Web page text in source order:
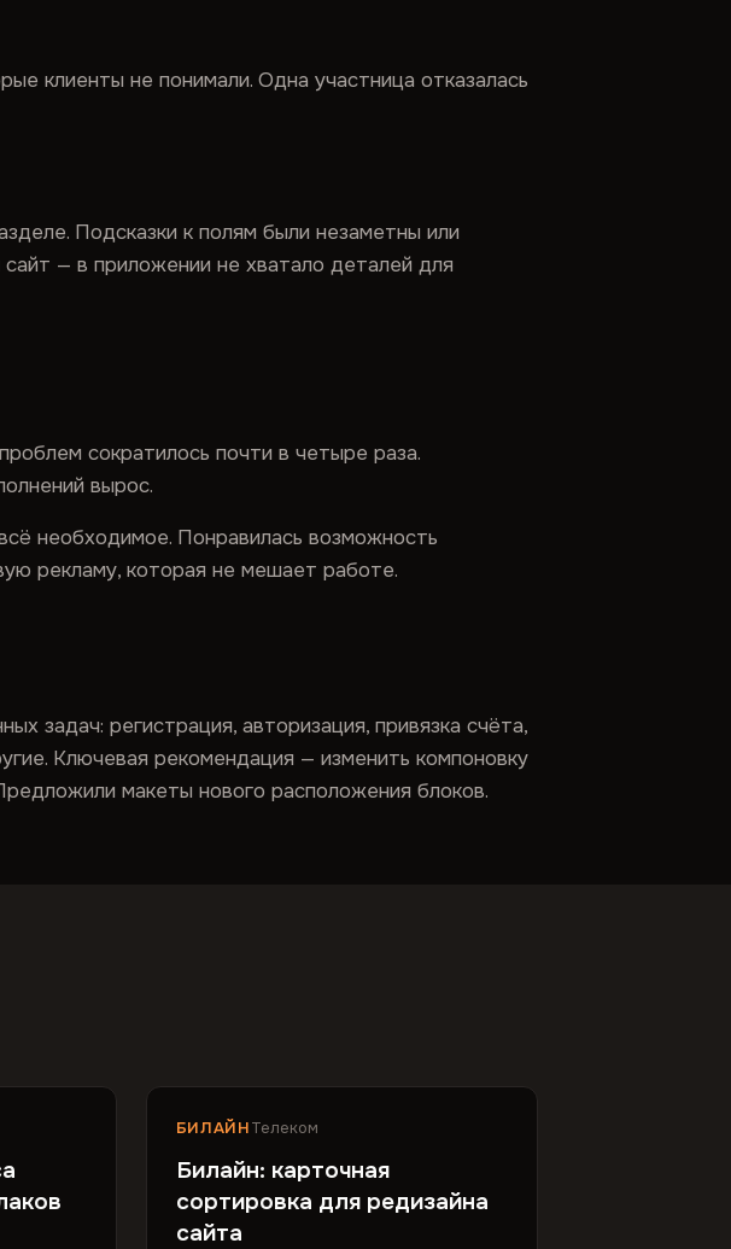
клиенты не понимали. Одна участница отказалась
Подсказки к полям были незаметны или
— в приложении не хватало деталей для
сократилось почти в четыре раза.
вырос.
необходимое. Понравилась возможность
рекламу, которая не мешает работе.
задач: регистрация, авторизация, привязка счёта,
Ключевая рекомендация — изменить компоновку
макеты нового расположения блоков.
БИЛАЙНТелеком
Билайн: карточная
сортировка для редизайна
сайта